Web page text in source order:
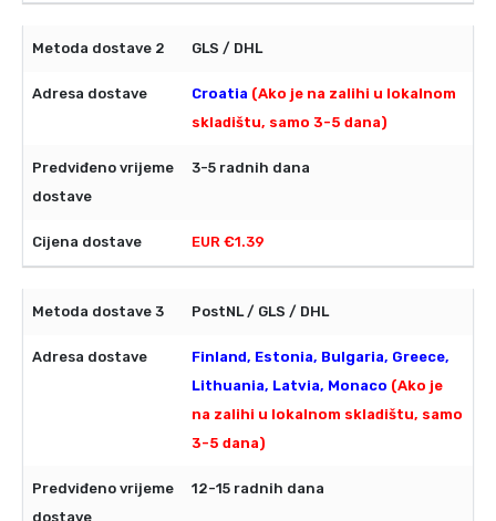
GLS / DHL
Croatia (Ako je na zalihi u lokalnom
skladištu, samo 3-5 dana)
3-5 radnih dana
EUR €1.39
PostNL / GLS / DHL
Finland, Estonia, Bulgaria, Greece,
Lithuania, Latvia, Monaco (Ako je
na zalihi u lokalnom skladištu, samo
3-5 dana)
12-15 radnih dana